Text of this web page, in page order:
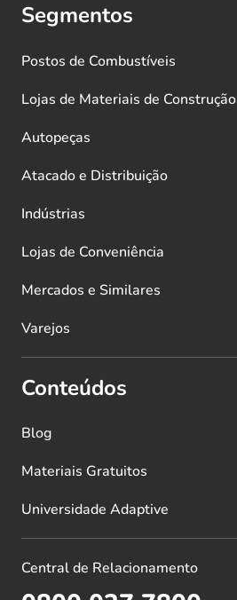
Segmentos
Postos de Combustíveis
Lojas de Materiais de Construção
Autopeças
Atacado e Distribuição
Indústrias
Lojas de Conveniência
Mercados e Similares
Varejos
Conteúdos
Blog
Materiais Gratuitos
Universidade Adaptive
Central de Relacionamento